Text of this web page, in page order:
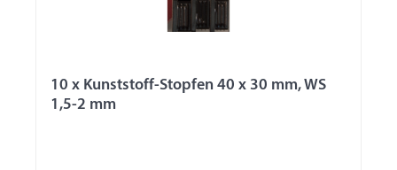
10 x Kunststoff-Stopfen 40 x 30 mm, WS
1,5-2 mm